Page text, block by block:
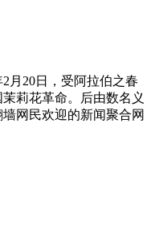
20日，受阿拉伯之春
莉花革命。后由数名义
网民欢迎的新闻聚合网